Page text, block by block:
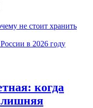
не стоит хранить
в 2026 году
когда
лишняя